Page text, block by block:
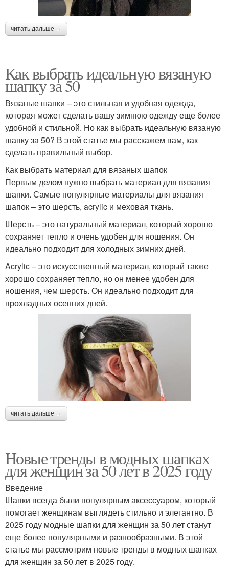
читать дальше →
Как выбрать идеальную вязаную
шапку за 50
Вязаные шапки – это стильная и удобная одежда,
которая может сделать вашу зимнюю одежду еще более
удобной и стильной. Но как выбрать идеальную вязаную
шапку за 50? В этой статье мы расскажем вам, как
сделать правильный выбор.
Как выбрать материал для вязаных шапок
Первым делом нужно выбрать материал для вязания
шапки. Самые популярные материалы для вязания
шапок – это шерсть, acrylic и меховая ткань.
Шерсть – это натуральный материал, который хорошо
сохраняет тепло и очень удобен для ношения. Он
идеально подходит для холодных зимних дней.
Acrylic – это искусственный материал, который также
хорошо сохраняет тепло, но он менее удобен для
ношения, чем шерсть. Он идеально подходит для
прохладных осенних дней.
читать дальше →
Новые тренды в модных шапках
для женщин за 50 лет в 2025 году
Введение
Шапки всегда были популярным аксессуаром, который
помогает женщинам выглядеть стильно и элегантно. В
2025 году модные шапки для женщин за 50 лет станут
еще более популярными и разнообразными. В этой
статье мы рассмотрим новые тренды в модных шапках
для женщин за 50 лет в 2025 году.